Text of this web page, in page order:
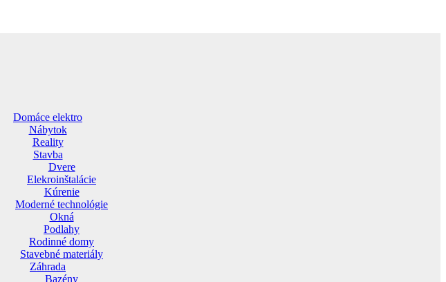
Domáce elektro
Nábytok
Reality
Stavba
Dvere
Elekroinštalácie
Kúrenie
Moderné technológie
Okná
Podlahy
Rodinné domy
Stavebné materiály
Záhrada
Bazény